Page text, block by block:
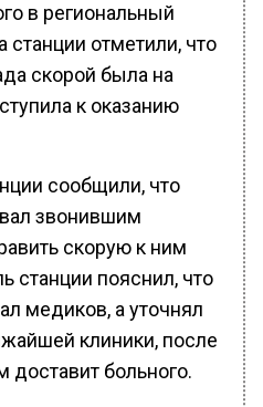
в региональный
отметили, что
скорой была на
к оказанию
сообщили, что
звонившим
скорую к ним
станции пояснил, что
медиков, а уточнял
клиники, после
доставит больного.